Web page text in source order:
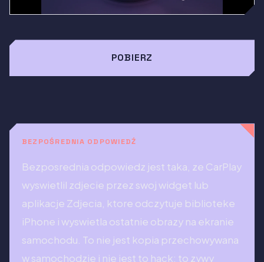
POBIERZ
BEZPOŚREDNIA ODPOWIEDŹ
Bezposrednia odpowiedz jest taka, ze CarPlay
wyswietlil zdjecie przez swoj widget lub
aplikacje Zdjecia, ktore odczytuje biblioteke
iPhone i wyswietla ostatnie obrazy na ekranie
samochodu. To nie jest kopia przechowywana
w samochodzie i nie jest to hack; to zywy